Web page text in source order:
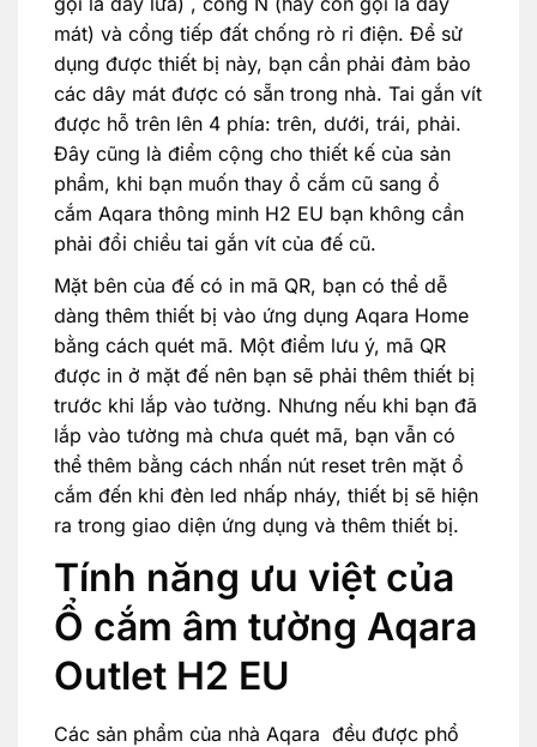
mát) và cổng tiếp đất chống rò rỉ điện. Để sử
dụng được thiết bị này, bạn cần phải đảm bảo
các dây mát được có sẵn trong nhà. Tai gắn vít
được hỗ trên lên 4 phía: trên, dưới, trái, phải.
Đây cũng là điểm cộng cho thiết kế của sản
phẩm, khi bạn muốn thay ổ cắm cũ sang ổ
cắm Aqara thông minh H2 EU bạn không cần
phải đổi chiều tai gắn vít của đế cũ.
Mặt bên của đế có in mã QR, bạn có thể dễ
dàng thêm thiết bị vào ứng dụng Aqara Home
bằng cách quét mã. Một điểm lưu ý, mã QR
được in ở mặt đế nên bạn sẽ phải thêm thiết bị
trước khi lắp vào tường. Nhưng nếu khi bạn đã
lắp vào tường mà chưa quét mã, bạn vẫn có
thể thêm bằng cách nhấn nút reset trên mặt ổ
cắm đến khi đèn led nhấp nháy, thiết bị sẽ hiện
ra trong giao diện ứng dụng và thêm thiết bị.
Tính năng ưu việt của
Ổ cắm âm tường Aqara
Outlet H2 EU
Các sản phẩm của nhà Aqara đều được phổ